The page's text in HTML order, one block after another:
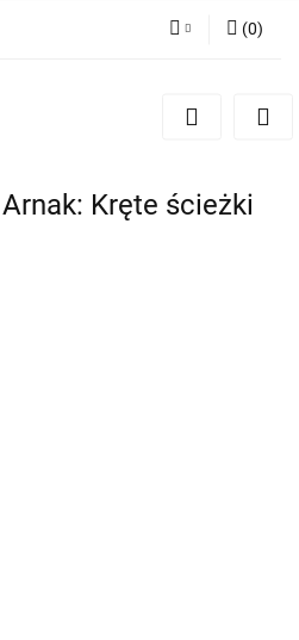
Zarejestruj się
Zgody cookies
(0)
Kręte ścieżki